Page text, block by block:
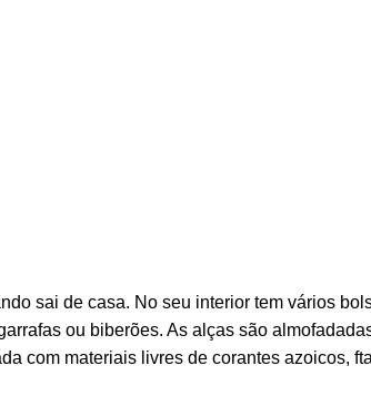
sai de casa. No seu interior tem vários
ou biberões. As alças são
com materiais livres de corantes azoicos,